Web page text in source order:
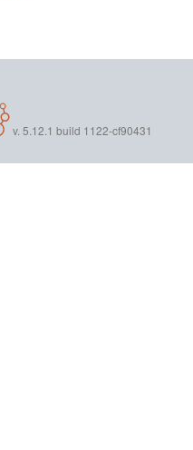
v. 5.12.1 build 1122-cf90431